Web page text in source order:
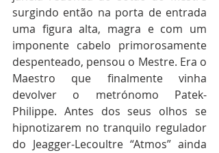
surgindo então na porta de entrada
uma figura alta, magra e com um
imponente cabelo primorosamente
despenteado, pensou o Mestre. Era o
Maestro que finalmente vinha
devolver o metrónomo Patek-
Philippe. Antes dos seus olhos se
hipnotizarem no tranquilo regulador
do Jeagger-Lecoultre “Atmos” ainda